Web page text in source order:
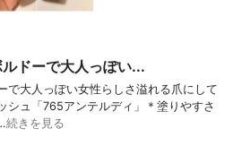
ドーで大人っぽい...
で大人っぽい女性らしさ溢れる爪にして
シュ「765アンテルディ」＊塗りやすさ
続きを見る